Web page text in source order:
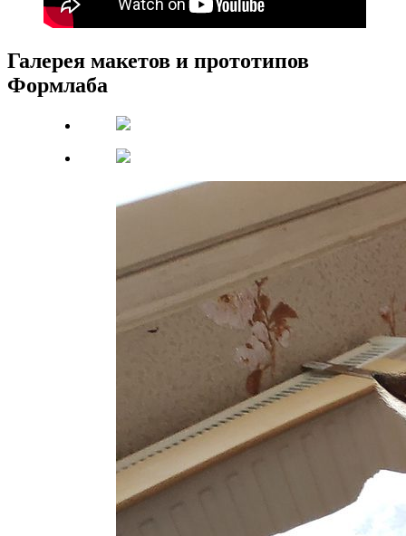
Галерея макетов и прототипов
Формлаба